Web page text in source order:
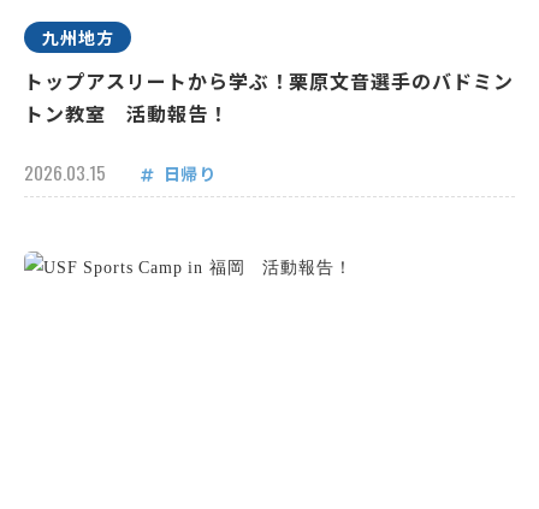
九州地方
トップアスリートから学ぶ！栗原文音選手のバドミン
トン教室 活動報告！
2026.03.15 日帰り